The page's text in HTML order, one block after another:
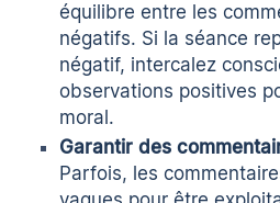
équilibre entre les
négatifs. Si la séance
négatif, intercalez
observations positives
moral.
Garantir des
Parfois, les